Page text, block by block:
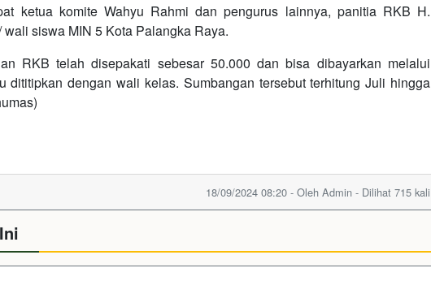
ketua komite Wahyu Rahmi dan pengurus lainnya, panitia RKB H.
siswa MIN 5 Kota Palangka Raya.
RKB telah disepakati sebesar 50.000 dan bisa dibayarkan melalui
dititipkan dengan wali kelas. Sumbangan tersebut terhitung Juli hingga
18/09/2024 08:20 - Oleh Admin - Dilihat 715 kali